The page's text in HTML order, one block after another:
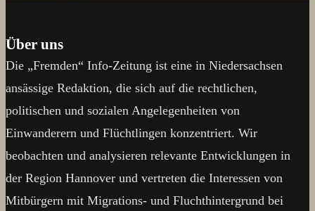
Über uns
Die „Fremden“ Info-Zeitung ist eine in Niedersachsen
ansässige Redaktion, die sich auf die rechtlichen,
politischen und sozialen Angelegenheiten von
Einwanderern und Flüchtlingen konzentriert. Wir
beobachten und analysieren relevante Entwicklungen in
der Region Hannover und vertreten die Interessen von
Mitbürgern mit Migrations- und Fluchthintergrund bei